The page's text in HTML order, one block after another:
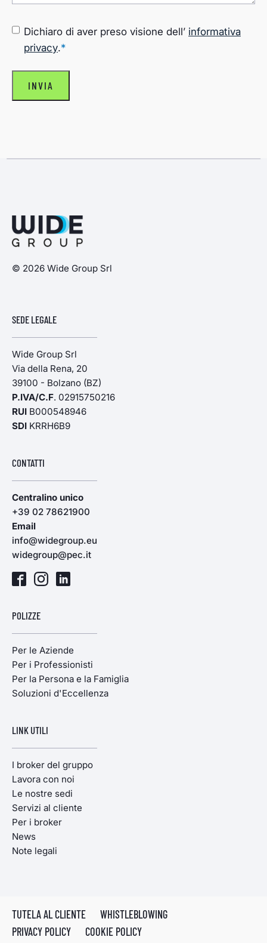
CONSENSO*
Dichiaro di aver preso visione dell’ informativa
privacy.*
© 2026 Wide Group Srl
SEDE LEGALE
Wide Group Srl
Via della Rena, 20
39100 - Bolzano (BZ)
P.IVA/C.F. 02915750216
RUI B000548946
SDI KRRH6B9
CONTATTI
Centralino unico
+39 02 78621900
Email
info@widegroup.eu
widegroup@pec.it
POLIZZE
Per le Aziende
Per i Professionisti
Per la Persona e la Famiglia
Soluzioni d'Eccellenza
LINK UTILI
I broker del gruppo
Lavora con noi
Le nostre sedi
Servizi al cliente
Per i broker
News
Note legali
TUTELA AL CLIENTE
WHISTLEBLOWING
PRIVACY POLICY
COOKIE POLICY